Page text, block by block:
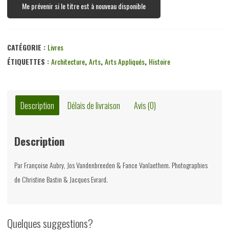
Me prévenir si le titre est à nouveau disponible
CATÉGORIE : Livres
ÉTIQUETTES :Architecture,Arts,Arts Appliqués, Histoire
Description Délais de livraison Avis (0)
Description
Par Françoise Aubry, Jos Vandenbreeden & Fance Vanlaethem. Photographies
de Christine Bastin & Jacques Evrard.
Quelques suggestions?